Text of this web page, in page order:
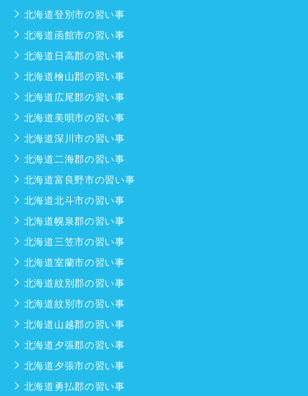
北海道登別市の習い事
北海道函館市の習い事
北海道日高郡の習い事
北海道檜山郡の習い事
北海道広尾郡の習い事
北海道美唄市の習い事
北海道深川市の習い事
北海道二海郡の習い事
北海道富良野市の習い事
北海道北斗市の習い事
北海道幌泉郡の習い事
北海道三笠市の習い事
北海道室蘭市の習い事
北海道紋別郡の習い事
北海道紋別市の習い事
北海道山越郡の習い事
北海道夕張郡の習い事
北海道夕張市の習い事
北海道勇払郡の習い事